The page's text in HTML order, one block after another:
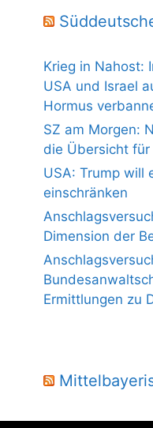
Krieg in Nahost:
USA und Israel
Hormus
SZ am Morgen:
die Übersicht für
USA: Trump will
einschränken
Dimension der
Ermittlungen zu